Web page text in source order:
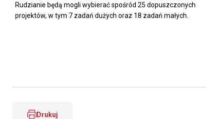
Rudzianie będą mogli wybierać spośród 25 dopuszczonych
projektów, w tym 7 zadań dużych oraz 18 zadań małych.
Drukuj